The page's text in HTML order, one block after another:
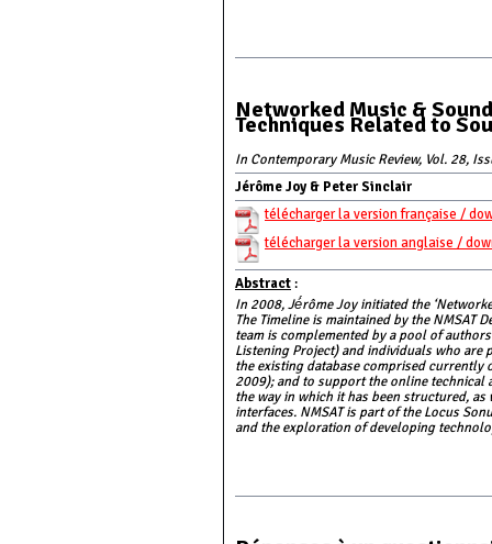
Networked Music &
Techniques Related to
In Contemporary Music Review, Vol. 28,
Jérôme Joy & Peter Sinclair
télécharger la version française /
télécharger la version anglaise /
Abstract:
In 2008, Jé́rôme Joy initiated the
The Timeline is maintained by the
team is complemented by a pool of
Listening Project) and individuals who are
the existing database comprised currently
2009); and to support the online technical
the way in which it has been structured,
interfaces. NMSAT is part of the Locus
and the exploration of developing